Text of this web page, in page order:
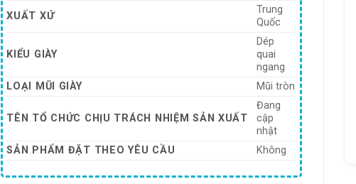
117,618 ₫.
XUẤT XỨ
Trung
Quốc
KIỂU GIÀY
Dép
quai
ngang
LOẠI MŨI GIÀY
Mũi tròn
TÊN TỔ CHỨC CHỊU TRÁCH NHIỆM SẢN XUẤT
Đang
cập
nhật
SẢN PHẨM ĐẶT THEO YÊU CẦU
Không